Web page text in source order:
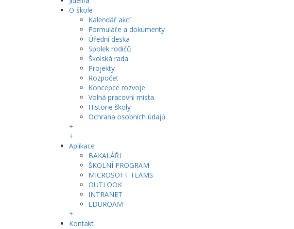
O škole
Kalendář akcí
Formuláře a dokumenty
Úřední deska
Spolek rodičů
Školská rada
Projekty
Rozpočet
Koncepce rozvoje
Volná pracovní místa
Historie školy
Ochrana osobních údajů
+
+
Aplikace
BAKALÁŘI
ŠKOLNÍ PROGRAM
MICROSOFT TEAMS
OUTLOOK
INTRANET
EDUROAM
+
Kontakt